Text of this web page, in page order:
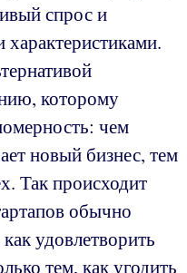
спрос и
которому
чем
новый бизнес, тем
Так происходит
обычно
удовлетворить
тем, как угодить